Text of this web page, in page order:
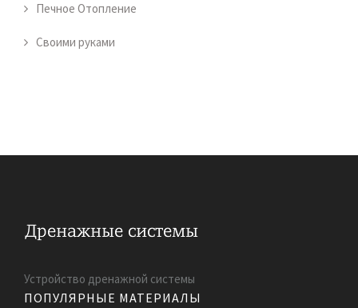
Печное Отопление
Своими руками
Устройство дренажной системы
ПОПУЛЯРНЫЕ МАТЕРИАЛЫ